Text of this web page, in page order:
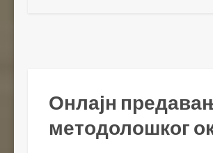
Онлајн
методолошког